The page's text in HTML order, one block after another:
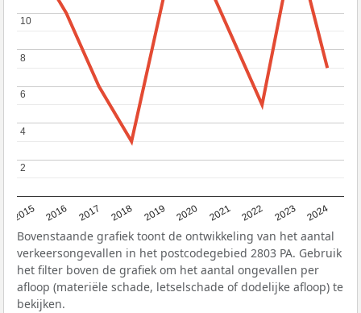
2015 2016 2017 2018 2019 2020 2021 2022 2023 2024
2
2
4
4
6
6
8
8
10
10
Bovenstaande grafiek toont de ontwikkeling van het aantal
verkeersongevallen in het postcodegebied 2803 PA. Gebruik
het filter boven de grafiek om het aantal ongevallen per
afloop (materiële schade, letselschade of dodelijke afloop) te
bekijken.